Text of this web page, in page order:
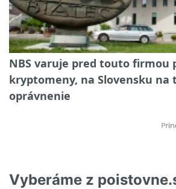
NBS varuje pred touto firmou
kryptomeny, na Slovensku na
oprávnenie
Vyberáme z